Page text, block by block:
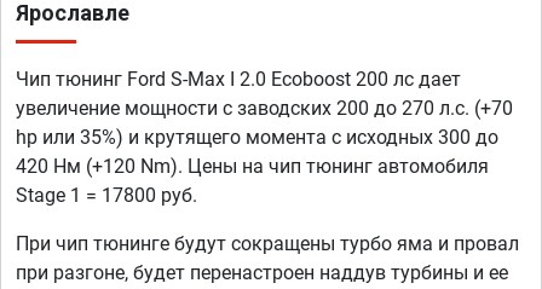
Ярославле
Чип тюнинг Ford S-Max I 2.0 Ecoboost 200 лс дает
увеличение мощности с заводских 200 до 270 л.с. (+70
hp или 35%) и крутящего момента с исходных 300 до
420 Нм (+120 Nm). Цены на чип тюнинг автомобиля
Stage 1 = 17800 руб.
При чип тюнинге будут сокращены турбо яма и провал
при разгоне, будет перенастроен наддув турбины и ее